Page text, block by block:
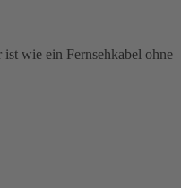
wie ein Fernsehkabel ohne